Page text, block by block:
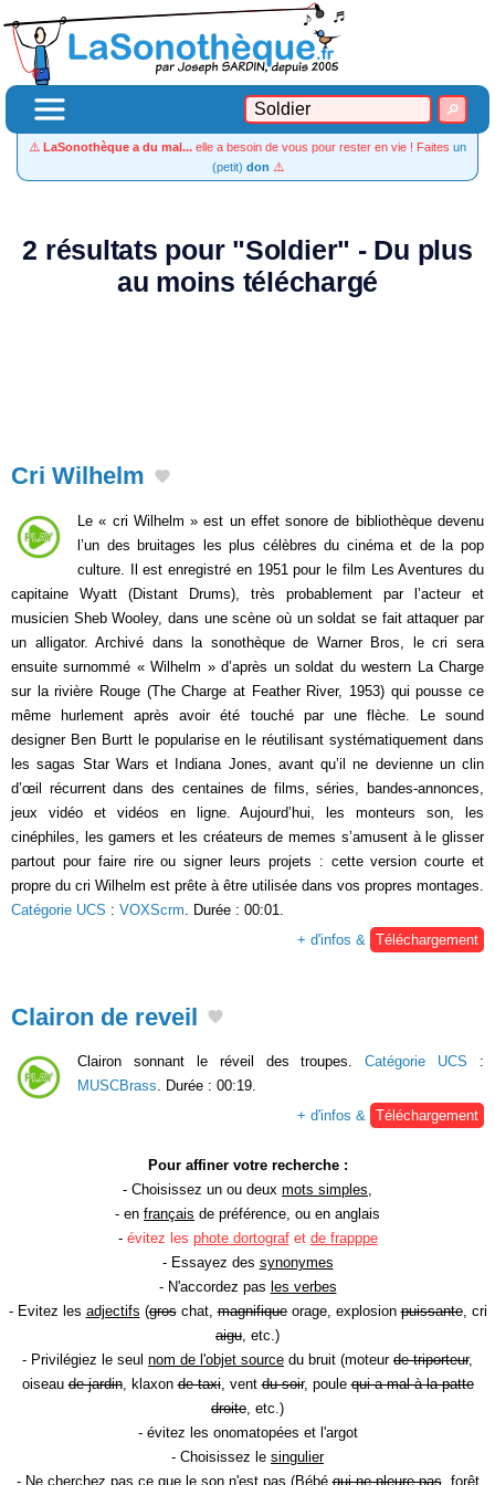
⚠️ LaSonothèque a du mal... elle a besoin de vous pour rester en vie ! Faites un
(petit) don ⚠️
2 résultats pour "Soldier" - Du plus
au moins téléchargé
Cri Wilhelm
Le « cri Wilhelm » est un effet sonore de bibliothèque devenu
l’un des bruitages les plus célèbres du cinéma et de la pop
culture. Il est enregistré en 1951 pour le film Les Aventures du
capitaine Wyatt (Distant Drums), très probablement par l’acteur et
musicien Sheb Wooley, dans une scène où un soldat se fait attaquer par
un alligator. Archivé dans la sonothèque de Warner Bros, le cri sera
ensuite surnommé « Wilhelm » d’après un soldat du western La Charge
sur la rivière Rouge (The Charge at Feather River, 1953) qui pousse ce
même hurlement après avoir été touché par une flèche. Le sound
designer Ben Burtt le popularise en le réutilisant systématiquement dans
les sagas Star Wars et Indiana Jones, avant qu’il ne devienne un clin
d’œil récurrent dans des centaines de films, séries, bandes-annonces,
jeux vidéo et vidéos en ligne. Aujourd’hui, les monteurs son, les
cinéphiles, les gamers et les créateurs de memes s’amusent à le glisser
partout pour faire rire ou signer leurs projets : cette version courte et
propre du cri Wilhelm est prête à être utilisée dans vos propres montages.
Catégorie UCS : VOXScrm . Durée : 00:01.
+ d'infos &
Téléchargement
Clairon de reveil
Clairon sonnant le réveil des troupes.Catégorie UCS :
MUSCBrass. Durée : 00:19.
+ d'infos & Téléchargement
Pour affiner votre recherche :
- Choisissez un ou deux mots simples,
- en français de préférence, ou en anglais
- évitez les phote dortografet de frapppe
- Essayez des synonymes
- N'accordez pas les verbes
- Evitez les adjectifs (groschat,magnifiqueorage, explosionpuissante, cri
aigu, etc.)
- Privilégiez le seul nom de l'objet source du bruit (moteur de triporteur,
oiseaude jardin, klaxonde taxi, ventdu soir, poulequi a mal à la patte
droite, etc.)
- évitez les onomatopées et l'argot
- Choisissez le singulier
- Ne cherchez pas ce que le son n'est pas (Bébéqui ne pleure pas, forêt